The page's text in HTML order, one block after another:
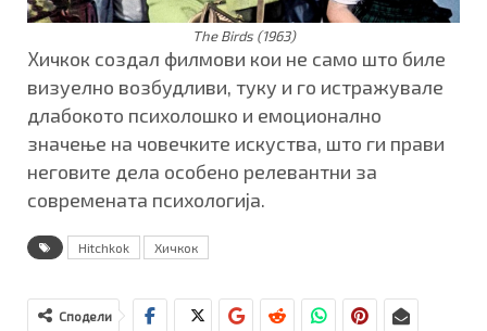
The Birds (1963)
Хичкок создал филмови кои не само што биле
визуелно возбудливи, туку и го истражувале
длабокото психолошко и емоционално
значење на човечките искуства, што ги прави
неговите дела особено релевантни за
современата психологија.
Hitchkok Хичкок
Сподели